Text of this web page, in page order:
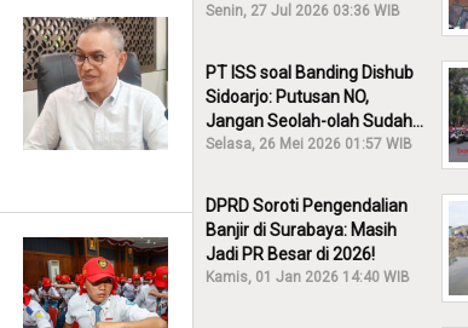
30% Diusut?
Senin, 27 Jul 2026 03:36 WIB
PT ISS soal Banding Dishub
Sidoarjo: Putusan NO,
Jangan Seolah-olah Sudah
Menang!
Selasa, 26 Mei 2026 01:57 WIB
DPRD Soroti Pengendalian
Banjir di Surabaya: Masih
Jadi PR Besar di 2026!
Kamis, 01 Jan 2026 14:40 WIB